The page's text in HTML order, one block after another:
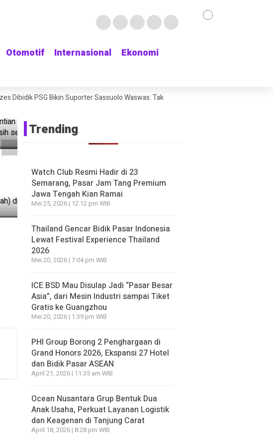
Otomotif Internasional
Ekonomi
Otomotif Internasional
Ekonomi
Dibidik PSG Bikin Suporter Sassuolo Waswas: Tak Mau Kehilangan Bek Andalan
Piala AFF 2026 usai Ditahan Singapura 1-1
Rumor Jay Idzes Dibidik PSG
Bikin Suporter Sassuolo Waswas:
Tak Mau Kehilangan Bek Andalan
Trending
Watch Club Resmi Hadir di 23
Semarang, Pasar Jam Tang Premium
Jawa Tengah Kian Ramai
Mei 25, 2026 | 12:12 pm WIB
Thailand Gencar Bidik Pasar Indonesia
Lewat Festival Experience Thailand
2026
Mei 20, 2026 | 7:04 pm WIB
ICE BSD Mau Disulap Jadi “Pasar Besar
Asia”, dari Mesin Industri sampai Tiket
Gratis ke Guangzhou
Mei 20, 2026 | 1:39 pm WIB
PHI Group Borong 2 Penghargaan di
Grand Honors 2026, Ekspansi 27 Hotel
dan Bidik Pasar ASEAN
April 21, 2026 | 11:35 am WIB
Ocean Nusantara Grup Bentuk Dua
Anak Usaha, Perkuat Layanan Logistik
dan Keagenan di Tanjung Carat
April 18, 2026 | 8:28 pm WIB